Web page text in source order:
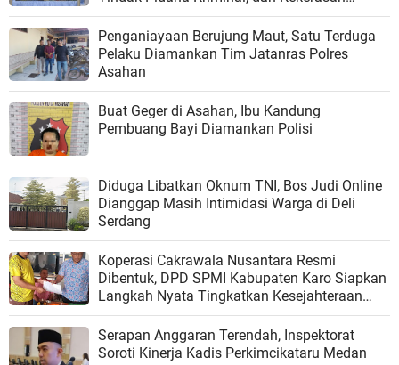
Seksual terhadap Anak
Penganiayaan Berujung Maut, Satu Terduga
Pelaku Diamankan Tim Jatanras Polres
Asahan
Buat Geger di Asahan, Ibu Kandung
Pembuang Bayi Diamankan Polisi
Diduga Libatkan Oknum TNI, Bos Judi Online
Dianggap Masih Intimidasi Warga di Deli
Serdang
Koperasi Cakrawala Nusantara Resmi
Dibentuk, DPD SPMI Kabupaten Karo Siapkan
Langkah Nyata Tingkatkan Kesejahteraan
Anggota
Serapan Anggaran Terendah, Inspektorat
Soroti Kinerja Kadis Perkimcikataru Medan